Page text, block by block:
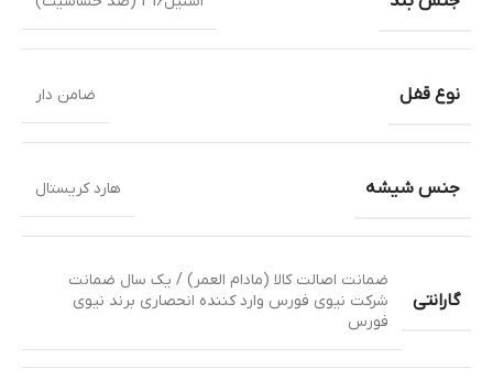
نوع قفل ضامن دار
جنس شیشه هارد کریستال
گارانتی
ضمانت اصالت کالا (مادام العمر) / یک سال ضمانت
شرکت نیوی فورس وارد کننده انحصاری برند نیوی
فورس